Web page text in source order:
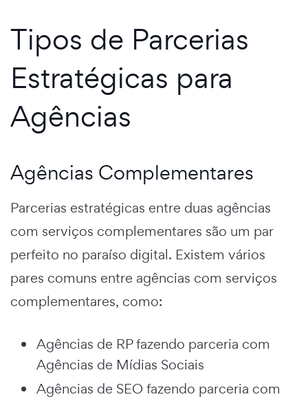
Tipos de Parcerias
Estratégicas para
Agências
Agências Complementares
Parcerias estratégicas entre duas agências
com serviços complementares são um par
perfeito no paraíso digital. Existem vários
pares comuns entre agências com serviços
complementares, como:
Agências de RP fazendo parceria com
Agências de Mídias Sociais
Agências de SEO fazendo parceria com